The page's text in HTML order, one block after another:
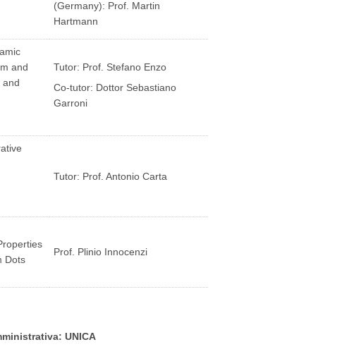
(Germany): Prof. Martin
Hartmann
and
and
Tutor: Prof. Stefano Enzo
Co-tutor: Dottor Sebastiano
Garroni
Tutor: Prof. Antonio Carta
Dots
Prof. Plinio Innocenzi
UNICA